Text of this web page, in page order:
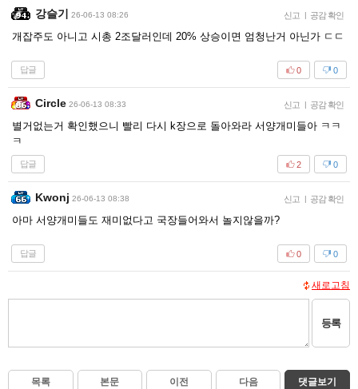
강슬기 26-06-13 08:26 신고 | 공감 확인
개잡주도 아니고 시총 2조달러인데 20% 상승이면 엄청난거 아닌가 ㄷㄷ
답글 0
0
Circle 26-06-13 08:33 신고 | 공감 확인
별거없는거 확인했으니 빨리 다시 k장으로 돌아와라 서양개미들아 ㅋㅋ
ㅋ
답글 0
2
Kwonj 26-06-13 08:38 신고 | 공감 확인
아마 서양개미들도 재미없다고 국장들어와서 놀지않을까?
답글 0
0
새로고침
등록
목록 본문 이전 다음 댓글보기